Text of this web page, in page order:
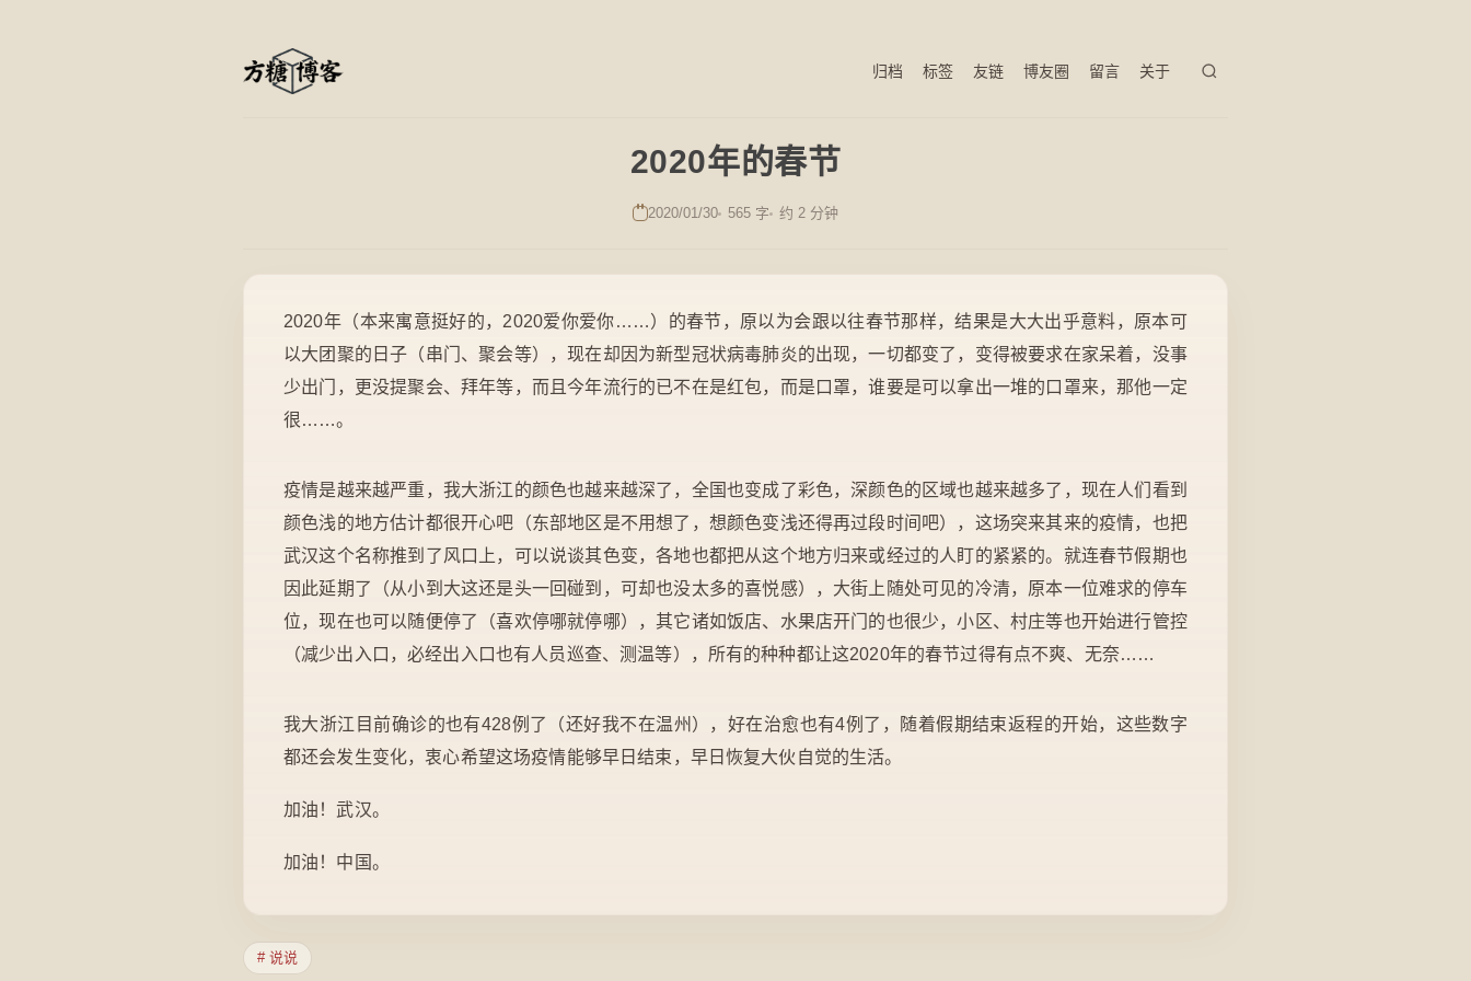
归档 标签 友链 博友圈 留言 关于
2020年的春节
2020/01/30 565 字 约 2 分钟
2020年（本来寓意挺好的，2020爱你爱你……）的春节，原以为会跟以往春节那样，结果是大大出乎意料，原本可
以大团聚的日子（串门、聚会等），现在却因为新型冠状病毒肺炎的出现，一切都变了，变得被要求在家呆着，没事
少出门，更没提聚会、拜年等，而且今年流行的已不在是红包，而是口罩，谁要是可以拿出一堆的口罩来，那他一定
很……。
疫情是越来越严重，我大浙江的颜色也越来越深了，全国也变成了彩色，深颜色的区域也越来越多了，现在人们看到
颜色浅的地方估计都很开心吧（东部地区是不用想了，想颜色变浅还得再过段时间吧），这场突来其来的疫情，也把
武汉这个名称推到了风口上，可以说谈其色变，各地也都把从这个地方归来或经过的人盯的紧紧的。就连春节假期也
因此延期了（从小到大这还是头一回碰到，可却也没太多的喜悦感），大街上随处可见的冷清，原本一位难求的停车
位，现在也可以随便停了（喜欢停哪就停哪），其它诸如饭店、水果店开门的也很少，小区、村庄等也开始进行管控
（减少出入口，必经出入口也有人员巡查、测温等），所有的种种都让这2020年的春节过得有点不爽、无奈……
我大浙江目前确诊的也有428例了（还好我不在温州），好在治愈也有4例了，随着假期结束返程的开始，这些数字
都还会发生变化，衷心希望这场疫情能够早日结束，早日恢复大伙自觉的生活。
加油！武汉。
加油！中国。
# 说说